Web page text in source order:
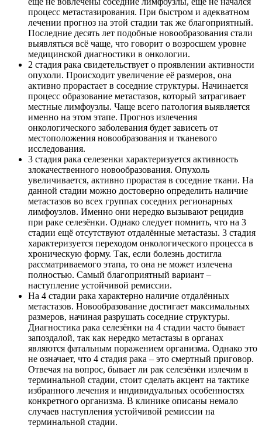
процесс метастазирования. При быстром и адекватном
лечении прогноз на этой стадии так же благоприятный.
Последние десять лет подобные новообразования стали
выявляться всё чаще, что говорит о возросшем уровне
медицинской диагностики в онкологии.
2 стадия рака свидетельствует о проявлении активности
опухоли. Происходит увеличение её размеров, она
активно прорастает в соседние структуры. Начинается
процесс образование метастазов, который затрагивает
местные лимфоузлы. Чаще всего патология выявляется
именно на этом этапе. Прогноз излечения
онкологического заболевания будет зависеть от
местоположения новообразования и тканевого
исследования.
3 стадия рака селезенки характеризуется активность
злокачественного новообразования. Опухоль
увеличивается, активно прорастая в соседние ткани. На
данной стадии можно достоверно определить наличие
метастазов во всех группах соседних регионарных
лимфоузлов. Именно они нередко вызывают рецидив
при раке селезёнки. Однако следует помнить, что на 3
стадии ещё отсутствуют отдалённые метастазы. 3 стадия
характеризуется переходом онкологического процесса в
хроническую форму. Так, если болезнь достигла
рассматриваемого этапа, то она не может излечена
полностью. Самый благоприятный вариант –
наступление устойчивой ремиссии.
На 4 стадии рака характерно наличие отдалённых
метастазов. Новообразование достигает максимальных
размеров, начиная разрушать соседние структуры.
Диагностика рака селезёнки на 4 стадии часто бывает
запоздалой, так как нередко метастазы в органах
являются фатальным поражением организма. Однако это
не означает, что 4 стадия рака – это смертный приговор.
Отвечая на вопрос, бывает ли рак селезёнки излечим в
терминальной стадии, стоит сделать акцент на тактике
избранного лечения и индивидуальных особенностях
конкретного организма. В клинике описаны немало
случаев наступления устойчивой ремиссии на
терминальной стадии.